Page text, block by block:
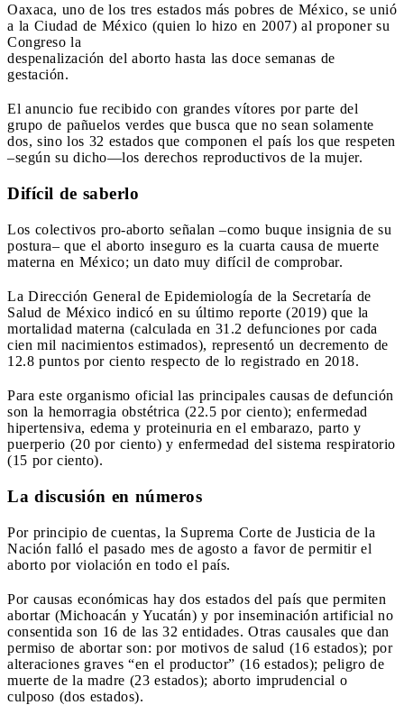
Oaxaca, uno de los tres estados más pobres de México, se unió
a la Ciudad de México (quien lo hizo en 2007) al proponer su
Congreso la
despenalización del aborto hasta las doce semanas de
gestación.
El anuncio fue recibido con grandes vítores por parte del
grupo de pañuelos verdes que busca que no sean solamente
dos, sino los 32 estados que componen el país los que respeten
–según su dicho—los derechos reproductivos de la mujer.
Difícil de saberlo
Los colectivos pro-aborto señalan –como buque insignia de su
postura– que el aborto inseguro es la cuarta causa de muerte
materna en México; un dato muy difícil de comprobar.
La Dirección General de Epidemiología de la Secretaría de
Salud de México indicó en su último reporte (2019) que la
mortalidad materna (calculada en 31.2 defunciones por cada
cien mil nacimientos estimados), representó un decremento de
12.8 puntos por ciento respecto de lo registrado en 2018.
Para este organismo oficial las principales causas de defunción
son la hemorragia obstétrica (22.5 por ciento); enfermedad
hipertensiva, edema y proteinuria en el embarazo, parto y
puerperio (20 por ciento) y enfermedad del sistema respiratorio
(15 por ciento).
La discusión en números
Por principio de cuentas, la Suprema Corte de Justicia de la
Nación falló el pasado mes de agosto a favor de permitir el
aborto por violación en todo el país.
Por causas económicas hay dos estados del país que permiten
abortar (Michoacán y Yucatán) y por inseminación artificial no
consentida son 16 de las 32 entidades. Otras causales que dan
permiso de abortar son: por motivos de salud (16 estados); por
alteraciones graves “en el productor” (16 estados); peligro de
muerte de la madre (23 estados); aborto imprudencial o
culposo (dos estados).